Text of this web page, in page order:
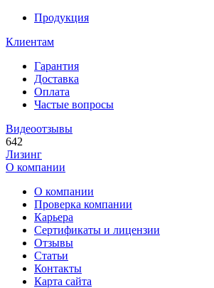
Продукция
Клиентам
Гарантия
Доставка
Оплата
Частые вопросы
Видеоотзывы
642
Лизинг
О компании
О компании
Проверка компании
Карьера
Сертификаты и лицензии
Отзывы
Статьи
Контакты
Карта сайта